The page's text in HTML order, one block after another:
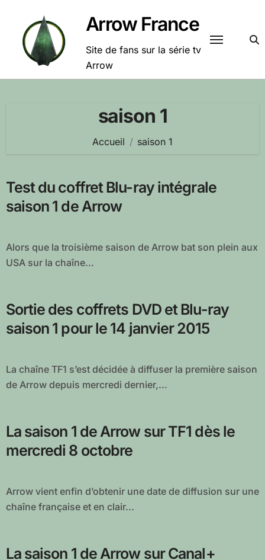
contenu
Arrow France
Site de fans sur la série tv
Arrow
saison 1
Accueil saison 1
Test du coffret Blu-ray intégrale
saison 1 de Arrow
Alors que la troisième saison de Arrow bat son plein aux
USA sur la chaîne...
Sortie des coffrets DVD et Blu-ray
saison 1 pour le 14 janvier 2015
La chaîne TF1 s’est décidée à diffuser la première saison
de Arrow depuis mercredi dernier,...
La saison 1 de Arrow sur TF1 dès le
mercredi 8 octobre
Arrow vient enfin d’obtenir une date de diffusion sur une
chaîne française et en clair...
La saison 1 de Arrow sur Canal+